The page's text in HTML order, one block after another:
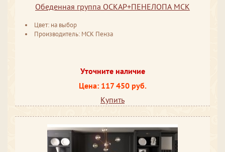
Обеденная группа ОСКАР+ПЕНЕЛОПА МСК
Цвет: на выбор
Производитель: МСК Пенза
Уточните наличие
Цена: 117 450 руб.
Купить